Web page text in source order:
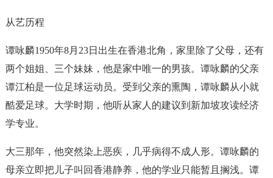
从艺历程
谭咏麟1950年8月23日出生在香港北角，家里除了父母，还有
两个姐姐、三个妹妹，他是家中唯一的男孩。谭咏麟的父亲
谭江柏是一位足球运动员。受到父亲的熏陶，谭咏麟从小就
酷爱足球。大学时期，他听从家人的建议到新加坡攻读经济
学专业。
大三那年，他突然染上恶疾，几乎病得不成人形。谭咏麟的
母亲立即把儿子叫回香港静养，他的学业只能暂且搁浅。谭